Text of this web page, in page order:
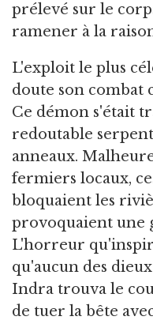
prélevé sur le
ramener à la
L'exploit le plus
doute son combat
Ce démon s'était
redoutable
anneaux.
fermiers locaux,
bloquaient les
provoquaient une
L'horreur
qu'aucun des
Indra trouva le
de tuer la bête